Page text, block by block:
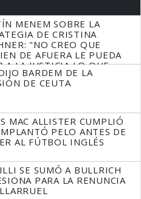
MENEM SOBRE LA
DE CRISTINA
"NO CREO QUE
DE AFUERA LE PUEDA
A LA JUSTICIA LO QUE
QUE HACER"
BARDEM DE LA
DE CEUTA
MAC ALLISTER CUMPLIÓ
PELO ANTES DE
AL FÚTBOL INGLÉS
SE SUMÓ A BULLRICH
PARA LA RENUNCIA